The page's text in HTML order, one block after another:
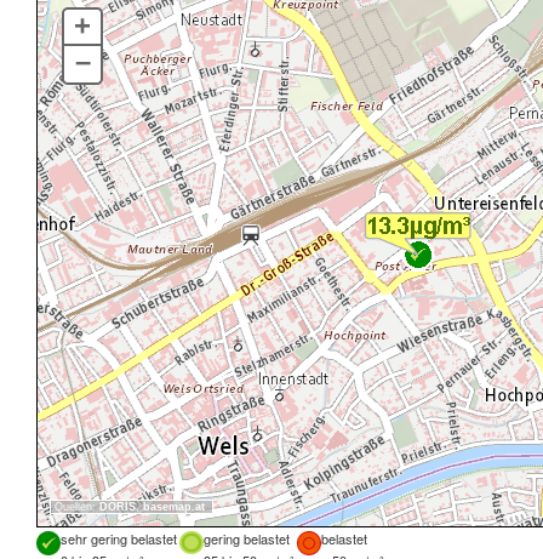
Quellen: DORIS, basemap.at
+
–
sehr gering belastet gering belastet
belastet